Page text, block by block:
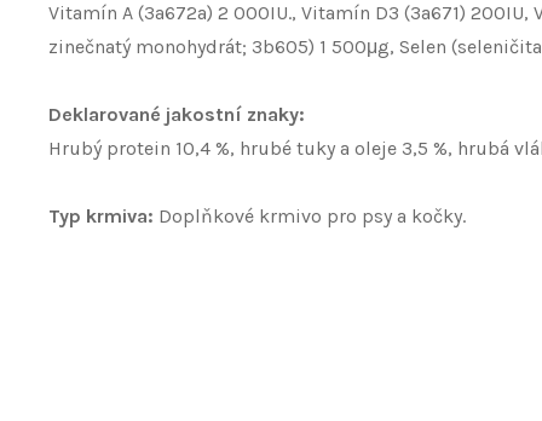
Vitamín A (3a672a) 2 000IU., Vitamín D3 (3a671)
zinečnatý monohydrát; 3b605) 1 500μg, Selen
Deklarované jakostní znaky:
Hrubý protein 10,4 %, hrubé tuky a oleje 3,5 %, hrubá
Typ krmiva: Doplňkové krmivo pro psy a kočky.